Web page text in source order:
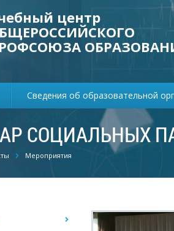
центр
Сведения об образовательной
СОЦИАЛЬНЫХ
Мероприятия